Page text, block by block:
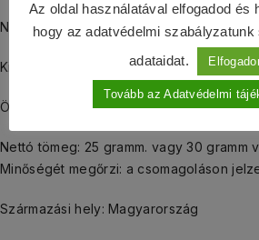
Nyilv. sz.: 312-0004-260331-0507
Kistermelő reg. sz.: 09 T 695
Összetevők: Vargánya fajok
Nettó tömeg: 25 gramm. vagy 30 gramm
Minőségét megőrzi: a csomagoláson
Származási hely: Magyarország
Az oldal használatával elfogadod és
hogy az adatvédelmi
adataidat.
Tovább az Adatvédelmi